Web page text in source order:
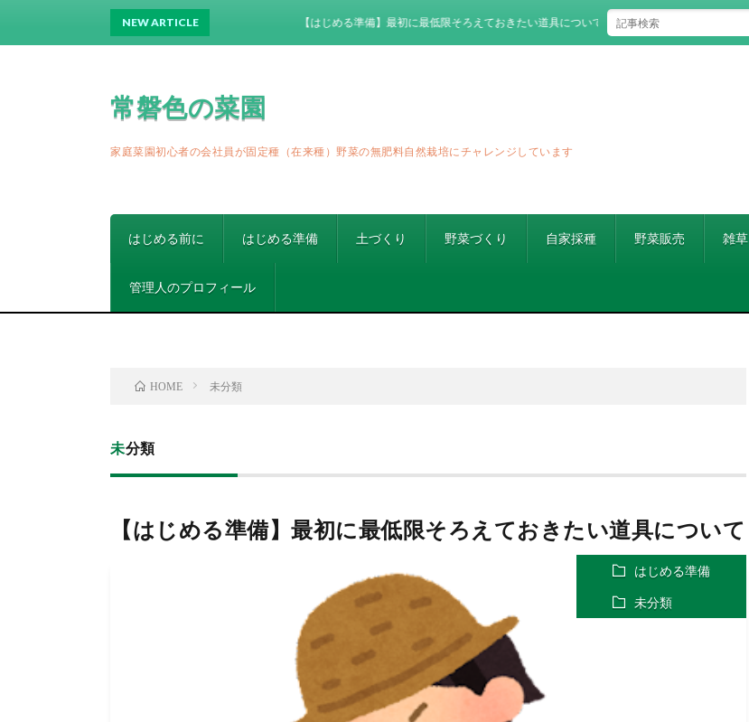
常磐色の菜園
家庭菜園初心者の会社員が固定種（在来種）野菜の無肥料自然栽培にチャレンジしています
はじめる前に はじめる準備 土づくり 野菜づくり 自家採種 野菜販売 雑草
管理人のプロフィール
NEW ARTICLE 【はじめる準備】最初に最低限そろえておきたい道具について
HOME 未分類
未分類
【はじめる準備】最初に最低限そろえておきたい道具について
はじめる準備
未分類